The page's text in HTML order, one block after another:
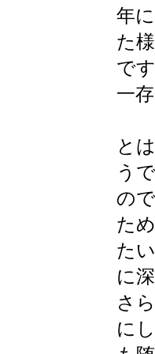
年
た
で
一
と
う
の
た
た
に
さ
に